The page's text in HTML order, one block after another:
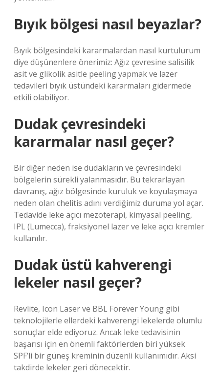
Bıyık bölgesi nasıl beyazlar?
Bıyık bölgesindeki kararmalardan nasıl kurtulurum
diye düşünenlere önerimiz: Ağız çevresine salisilik
asit ve glikolik asitle peeling yapmak ve lazer
tedavileri bıyık üstündeki kararmaları gidermede
etkili olabiliyor.
Dudak çevresindeki
kararmalar nasıl geçer?
Bir diğer neden ise dudakların ve çevresindeki
bölgelerin sürekli yalanmasıdır. Bu tekrarlayan
davranış, ağız bölgesinde kuruluk ve koyulaşmaya
neden olan chelitis adını verdiğimiz duruma yol açar.
Tedavide leke açıcı mezoterapi, kimyasal peeling,
IPL (Lumecca), fraksiyonel lazer ve leke açıcı kremler
kullanılır.
Dudak üstü kahverengi
lekeler nasıl geçer?
Revlite, Icon Laser ve BBL Forever Young gibi
teknolojilerle ellerdeki kahverengi lekelerde olumlu
sonuçlar elde ediyoruz. Ancak leke tedavisinin
başarısı için en önemli faktörlerden biri yüksek
SPF’li bir güneş kreminin düzenli kullanımıdır. Aksi
takdirde lekeler geri dönecektir.